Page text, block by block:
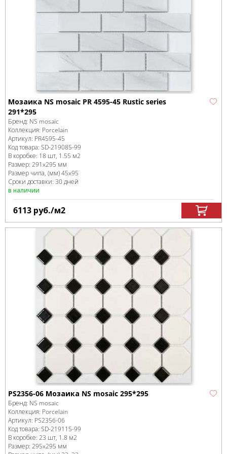
Мозаика NS mosaic PR 4595-45 Rustic series
291*295
Бренд: NS mosaic
Коллекция: Porcelain
Артикул: PR4595-45
Код товара: SD-219085-99
В коробке: 18 шт, 1.55 м2
Размер: 291x295 мм
Размер чипа, (мм)45x95
Сроки доставки: 30 дней
в наличии
6113 руб./м2
PS2356-06 Мозаика NS mosaic 295*295
Бренд: NS mosaic
Коллекция: Porcelain
Артикул: PS2356-06
Код товара: SD-219115-99
В коробке: 23 шт, 1.8 м2
Размер: 295x295 мм